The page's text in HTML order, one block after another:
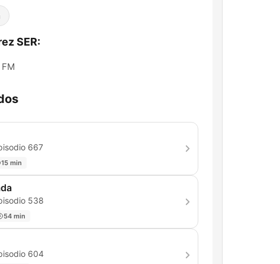
SER:
667
15 min
538
54 min
604